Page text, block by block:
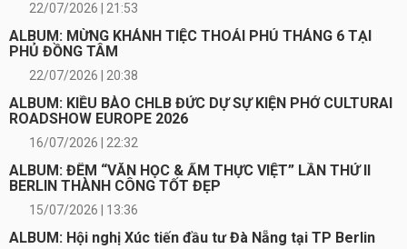
22/07/2026 | 21:53
ALBUM: MỪNG KHÁNH TIỆC THOẢI PHỦ THÁNG 6 TẠI
PHỦ ĐỒNG TÂM
22/07/2026 | 20:38
ALBUM: KIỀU BÀO CHLB ĐỨC DỰ SỰ KIỆN PHỞ CULTURAI
ROADSHOW EUROPE 2026
16/07/2026 | 22:32
ALBUM: ĐÊM “VĂN HỌC & ẨM THỰC VIỆT” LẦN THỨ II
BERLIN THÀNH CÔNG TỐT ĐẸP
15/07/2026 | 13:36
ALBUM: Hội nghị Xúc tiến đầu tư Đà Nẵng tại TP Berlin